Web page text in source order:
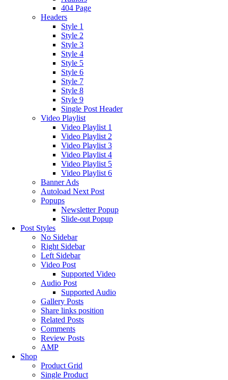
404 Page
Headers
Style 1
Style 2
Style 3
Style 4
Style 5
Style 6
Style 7
Style 8
Style 9
Single Post Header
Video Playlist
Video Playlist 1
Video Playlist 2
Video Playlist 3
Video Playlist 4
Video Playlist 5
Video Playlist 6
Banner Ads
Autoload Next Post
Popups
Newsletter Popup
Slide-out Popup
Post Styles
No Sidebar
Right Sidebar
Left Sidebar
Video Post
Supported Video
Audio Post
Supported Audio
Gallery Posts
Share links position
Related Posts
Comments
Review Posts
AMP
Shop
Product Grid
Single Product